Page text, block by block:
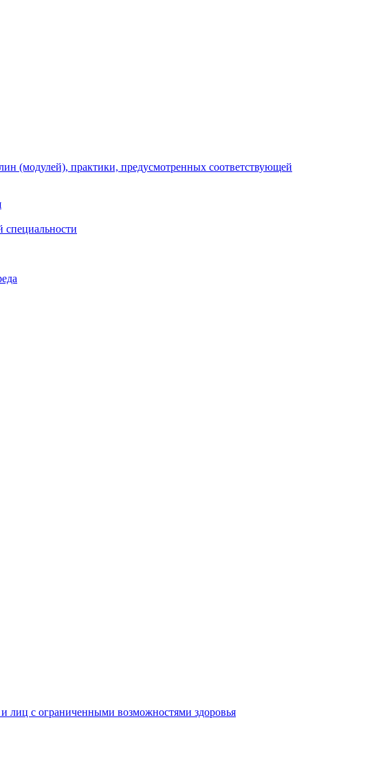
(модулей), практики, предусмотренных соответствующей
лиц с ограниченными возможностями здоровья